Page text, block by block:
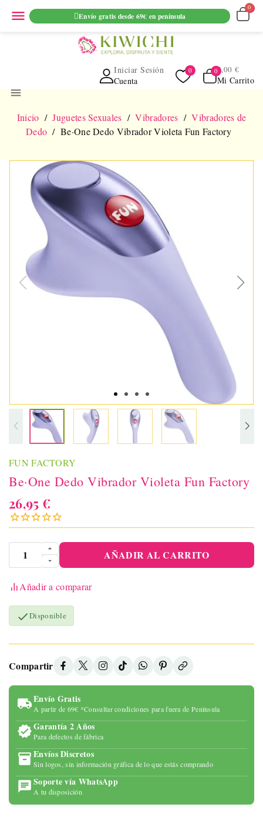
ENVIO GRATUITO EN PEDIDOS SUPERIORES A 69€ EN
PENINSULA
Cuenta
Iniciar Sesión
Mi Carrito
0,00 €
menu
Inicio Juguetes Sexuales Vibradores
Vibradores de
Dedo
Be·One Dedo Vibrador Violeta Fun Factory
NUEVO
FUN FACTORY
Be·One Dedo Vibrador Violeta Fun Factory
26,95 €
AÑADIR AL CARRITO
Añadir a comparar
Disponible
Compartir
Envío Gratis
A partir de 69€ *Consultar condiciones para fuera de Península
Garantía 2 Años
Para defectos de fábrica
Envíos Discretos
Sin logos, sin información gráfica de lo que estás comprando
Soporte vía WhatsApp
A tu disposición
menu Envío gratis desde 69€ en península